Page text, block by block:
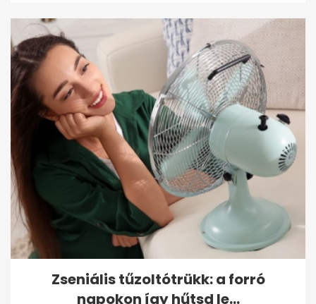
Zseniális tűzoltótrükk: a forró
napokon így hűtsd le...